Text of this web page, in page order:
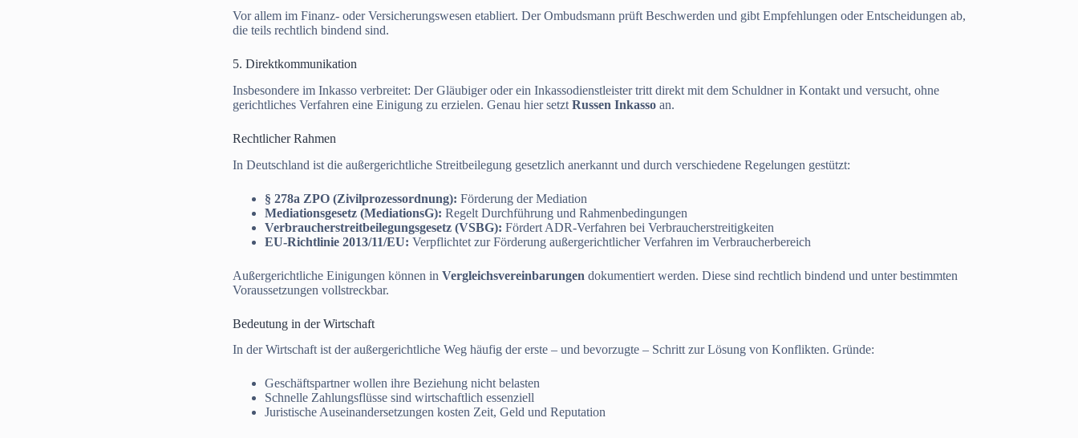
Vor allem im Finanz- oder Versicherungswesen etabliert. Der Ombudsmann prüft Beschwerden und gibt Empfehlungen oder Entscheidungen ab,
die teils rechtlich bindend sind.
5. Direktkommunikation
Insbesondere im Inkasso verbreitet: Der Gläubiger oder ein Inkassodienstleister tritt direkt mit dem Schuldner in Kontakt und versucht, ohne
gerichtliches Verfahren eine Einigung zu erzielen. Genau hier setztRussen Inkasso an.
Rechtlicher Rahmen
In Deutschland ist die außergerichtliche Streitbeilegung gesetzlich anerkannt und durch verschiedene Regelungen gestützt:
§ 278a ZPO (Zivilprozessordnung): Förderung der Mediation
Mediationsgesetz (MediationsG): Regelt Durchführung und Rahmenbedingungen
Verbraucherstreitbeilegungsgesetz (VSBG): Fördert ADR-Verfahren bei Verbraucherstreitigkeiten
EU-Richtlinie 2013/11/EU: Verpflichtet zur Förderung außergerichtlicher Verfahren im Verbraucherbereich
Außergerichtliche Einigungen können inVergleichsvereinbarungen dokumentiert werden. Diese sind rechtlich bindend und unter bestimmten
Voraussetzungen vollstreckbar.
Bedeutung in der Wirtschaft
In der Wirtschaft ist der außergerichtliche Weg häufig der erste – und bevorzugte – Schritt zur Lösung von Konflikten. Gründe:
Geschäftspartner wollen ihre Beziehung nicht belasten
Schnelle Zahlungsflüsse sind wirtschaftlich essenziell
Juristische Auseinandersetzungen kosten Zeit, Geld und Reputation